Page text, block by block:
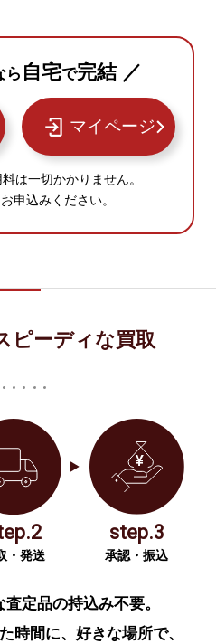
ら 自宅で完結 ／
マイページ
は一切かかりません。
申込みください。
ピーディな買取
・発送
step.3
承認・振込
定品の持込み不要。
時間に、好きな場所で、